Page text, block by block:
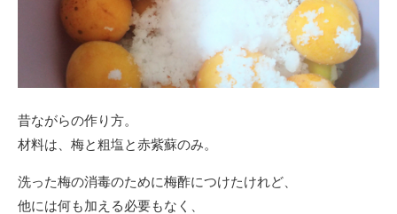
昔ながらの作り方。
材料は、梅と粗塩と赤紫蘇のみ。
洗った梅の消毒のために梅酢につけたけれど、
他には何も加える必要もなく、